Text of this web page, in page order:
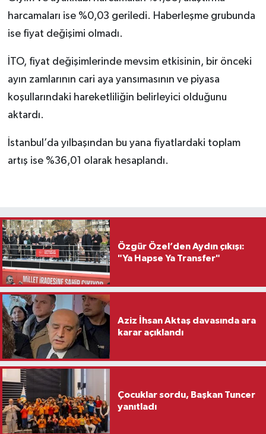
harcamaları ise %0,03 geriledi. Haberleşme grubunda
ise fiyat değişimi olmadı.
İTO, fiyat değişimlerinde mevsim etkisinin, bir önceki
ayın zamlarının cari aya yansımasının ve piyasa
koşullarındaki hareketliliğin belirleyici olduğunu
aktardı.
İstanbul’da yılbaşından bu yana fiyatlardaki toplam
artış ise %36,01 olarak hesaplandı.
Özgür Özel’den Aydın çıkışı:
"Ya Hapse Ya Transfer"
Aziz İhsan Aktaş davasında ara
karar açıklandı
Çocuklar sordu, Başkan Tuncer
yanıtladı